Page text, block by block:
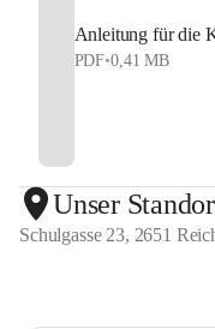
Anleitung für die
PDF•0,41 MB
Unser
Schulgasse 23, 2651